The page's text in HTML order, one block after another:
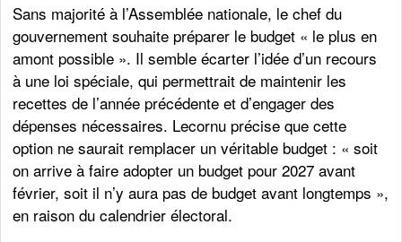
Sans majorité à l’Assemblée nationale, le chef du
gouvernement souhaite préparer le budget « le plus en
amont possible ». Il semble écarter l’idée d’un recours
à une loi spéciale, qui permettrait de maintenir les
recettes de l’année précédente et d’engager des
dépenses nécessaires. Lecornu précise que cette
option ne saurait remplacer un véritable budget : « soit
on arrive à faire adopter un budget pour 2027 avant
février, soit il n’y aura pas de budget avant longtemps »,
en raison du calendrier électoral.